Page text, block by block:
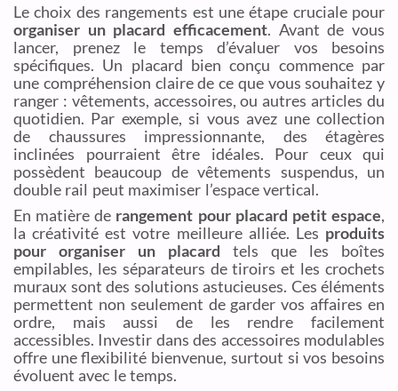
Le choix des rangements est une étape cruciale pour
organiser un placard efficacement. Avant de vous
lancer, prenez le temps d’évaluer vos besoins
spécifiques. Un placard bien conçu commence par
une compréhension claire de ce que vous souhaitez y
ranger : vêtements, accessoires, ou autres articles du
quotidien. Par exemple, si vous avez une collection
de chaussures impressionnante, des étagères
inclinées pourraient être idéales. Pour ceux qui
possèdent beaucoup de vêtements suspendus, un
double rail peut maximiser l’espace vertical.
En matière de rangement pour placard petit espace,
la créativité est votre meilleure alliée. Les produits
pour organiser un placard tels que les boîtes
empilables, les séparateurs de tiroirs et les crochets
muraux sont des solutions astucieuses. Ces éléments
permettent non seulement de garder vos affaires en
ordre, mais aussi de les rendre facilement
accessibles. Investir dans des accessoires modulables
offre une flexibilité bienvenue, surtout si vos besoins
évoluent avec le temps.